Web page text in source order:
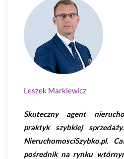
Leszek Markiewicz
Skuteczny agent
praktyk szybkiej
NieruchomosciSzybko.pl.
pośrednik na rynku